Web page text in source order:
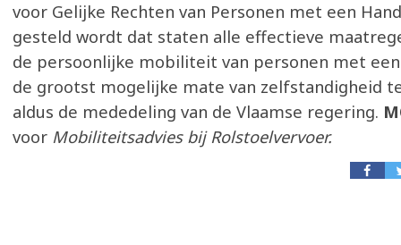
voor Gelijke Rechten van Personen met een
gesteld wordt dat staten alle effectieve
de persoonlijke mobiliteit van personen met
de grootst mogelijke mate van zelfstandigheid
aldus de mededeling van de Vlaamse regering.
voor Mobiliteitsadvies bij Rolstoelvervoer.